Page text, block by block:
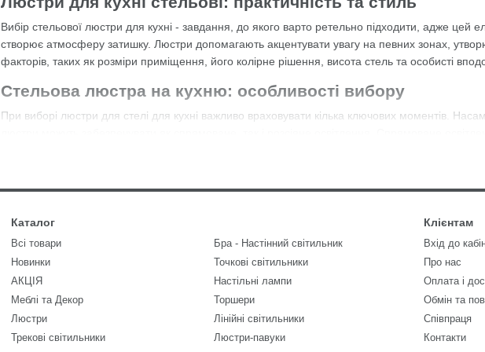
Вибір стельової люстри для кухні - завдання, до якого варто ретельно підходити, адже цей
створює атмосферу затишку. Люстри допомагають акцентувати увагу на певних зонах,
факторів, таких як розміри приміщення, його колірне рішення, висота стель та особисті
Стельова люстра на кухню: особливості вибору
При виборі люстри для стелі для кухні важливо враховувати кілька ключових моментів.
люстри з дерева чи скла створюють більш теплу та затишну атмосферу. Кухня - це місце, де
навантаження.
Розмір люстри також має значення. Для маленьких кухонь підійдуть компактні моделі, які
можна сміливо вибирати більші конструкції з декількома джерелами світла. Важливо, щоб
громіздкою чи, навпаки, непомітною.
Стельові люстри на кухню: стильові рішення
Стельові люстри бувають найрізноманітніших форм і дизайнів, і вибір їхнього стилю
Каталог
Всі товари
Новинки
АКЦІЯ
Меблі та Декор
Люстри
Трекові світильники
Бра - Настінний світильник
Точкові світильники
Настільні лампи
Торшери
Лінійні світильники
Люстри-павуки
Клієнтам
Вхід до
Про нас
Оплата і
Обмін та
Співпраця
Контакти